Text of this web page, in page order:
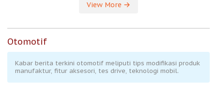
View More
Otomotif
Kabar berita terkini otomotif meliputi tips modifikasi produk
manufaktur, fitur aksesori, tes drive, teknologi mobil.